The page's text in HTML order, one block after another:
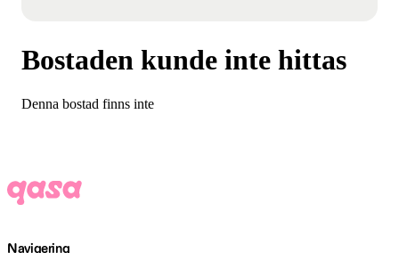
Bostaden kunde inte hittas
Denna bostad finns inte
Navigering